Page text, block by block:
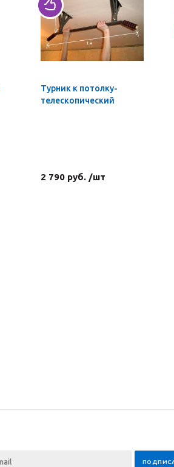
Турник к потолку-
телескопический
2 790 руб. /шт